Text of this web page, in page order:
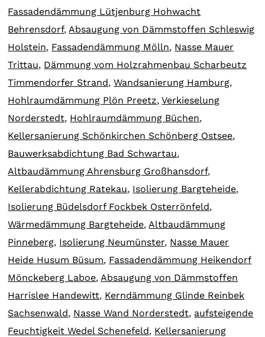
Fassadendämmung Lütjenburg Hohwacht
Behrensdorf, Absaugung von Dämmstoffen Schleswig
Holstein, Fassadendämmung Mölln, Nasse Mauer
Trittau, Dämmung vom Holzrahmenbau Scharbeutz
Timmendorfer Strand,Wandsanierung Hamburg,
Hohlraumdämmung Plön Preetz,Verkieselung
Norderstedt, Hohlraumdämmung Büchen,
Kellersanierung Schönkirchen Schönberg Ostsee,
Bauwerksabdichtung Bad Schwartau,
Altbaudämmung Ahrensburg Großhansdorf,
Kellerabdichtung Ratekau, Isolierung Bargteheide,
Isolierung Büdelsdorf Fockbek Osterrönfeld,
Wärmedämmung Bargteheide, Altbaudämmung
Pinneberg, Isolierung Neumünster, Nasse Mauer
Heide Husum Büsum, Fassadendämmung Heikendorf
Mönckeberg Laboe, Absaugung von Dämmstoffen
Harrislee Handewitt, Kerndämmung Glinde Reinbek
Sachsenwald, Nasse Wand Norderstedt, aufsteigende
Feuchtigkeit Wedel Schenefeld, Kellersanierung